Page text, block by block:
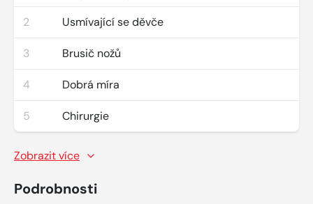
2 Usmívající se děvče
3 Brusič nožů
4 Dobrá míra
5 Chirurgie
Zobrazit více
Podrobnosti